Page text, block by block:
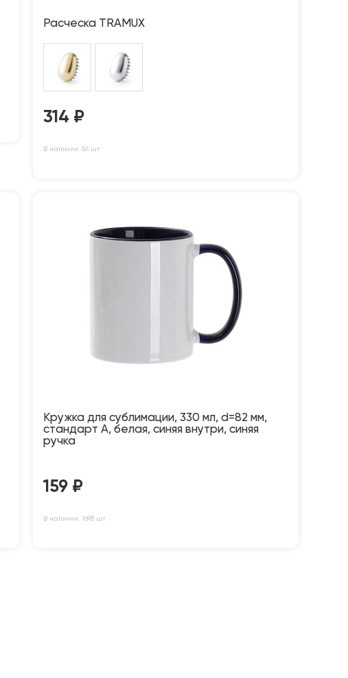
Расческа TRAMUX
314 ₽
В наличии: 56 шт
Кружка для сублимации, 330 мл, d=82 мм,
стандарт А, белая, синяя внутри, синяя
ручка
159 ₽
В наличии: 1698 шт